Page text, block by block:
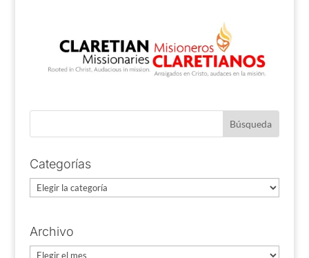
Categorías
Categorías
Archivo
Archivo